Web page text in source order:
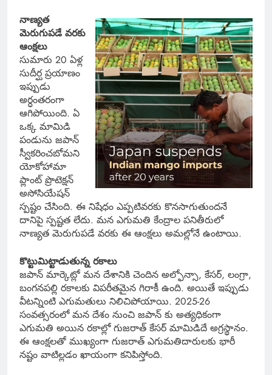
నాణ్యత
మెరుగుపడే వరకు
ఆంక్షలు
సుమారు 20 ఏళ్ల
సుదీర్ఘ ప్రయాణం
ఇప్పుడు
అర్ధంతరంగా
ఆగిపోయింది. ఏ
ఒక్క మామిడి
పండును జపాన్
స్వీకరించబోమని
యోకోహామా
ప్లాంట్ ప్రొటెక్షన్
అసోసియేషన్
స్పష్టం చేసింది. ఈ నిషేధం ఎప్పటివరకు కొనసాగుతుందనే
దానిపై స్పష్టత లేదు. మన ఎగుమతి కేంద్రాల పనితీరులో
నాణ్యత మెరుగుపడే వరకు ఈ ఆంక్షలు అమల్లోనే ఉంటాయి.
కొట్టుమిట్టాడుతున్న రకాలు
జపాన్ మార్కెట్లో మన దేశానికి చెందిన అల్ఫోన్సా, కేసర్, లంగ్రా,
బంగనపల్లి రకాలకు విపరీతమైన గిరాకీ ఉంది. అయితే ఇప్పుడు
వీటన్నింటి ఎగుమతులు నిలిచిపోయాయి. 2025-26
సంవత్సరంలో మన దేశం నుంచి జపాన్ కు అత్యధికంగా
ఎగుమతి అయిన రకాల్లో గుజరాత్ కేసర్ మామిడిదే అగ్రస్థానం.
ఈ ఆంక్షలతో ముఖ్యంగా గుజరాత్ ఎగుమతిదారులకు భారీ
నష్టం వాటిల్లడం ఖాయంగా కనిపిస్తోంది.